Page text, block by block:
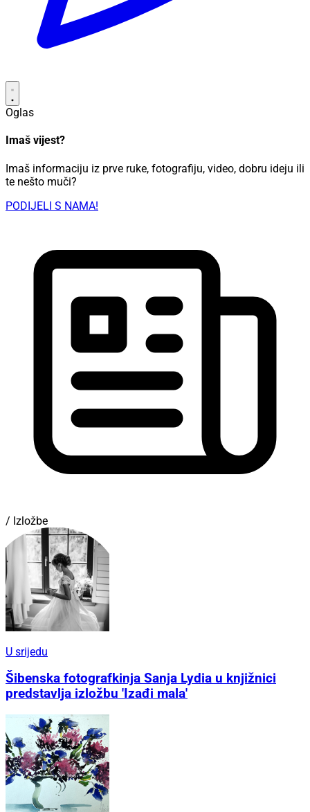
Oglas
Imaš vijest?
Imaš informaciju iz prve ruke, fotografiju, video, dobru ideju ili
te nešto muči?
PODIJELI S NAMA!
/ Izložbe
U srijedu
Šibenska fotografkinja Sanja Lydia u knjižnici
predstavlja izložbu 'Izađi mala'